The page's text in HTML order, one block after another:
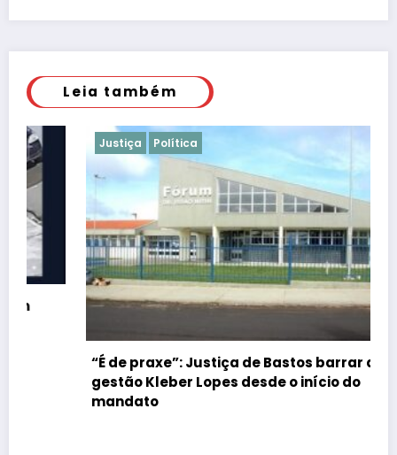
Leia também
Justiça Política
“É de praxe”: Justiça de Bastos barrar atos da
gestão Kleber Lopes desde o início do
mandato